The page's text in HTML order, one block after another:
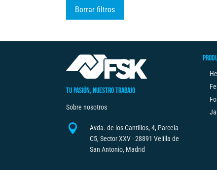
Borrar filtros
TU PASIÓN, NUESTRO TRABAJO
Sobre nosotros

Avda. de los Cantillos, 4, Parcela
C5, Sector XXV · 28891 Velilla de
San Antonio, Madrid